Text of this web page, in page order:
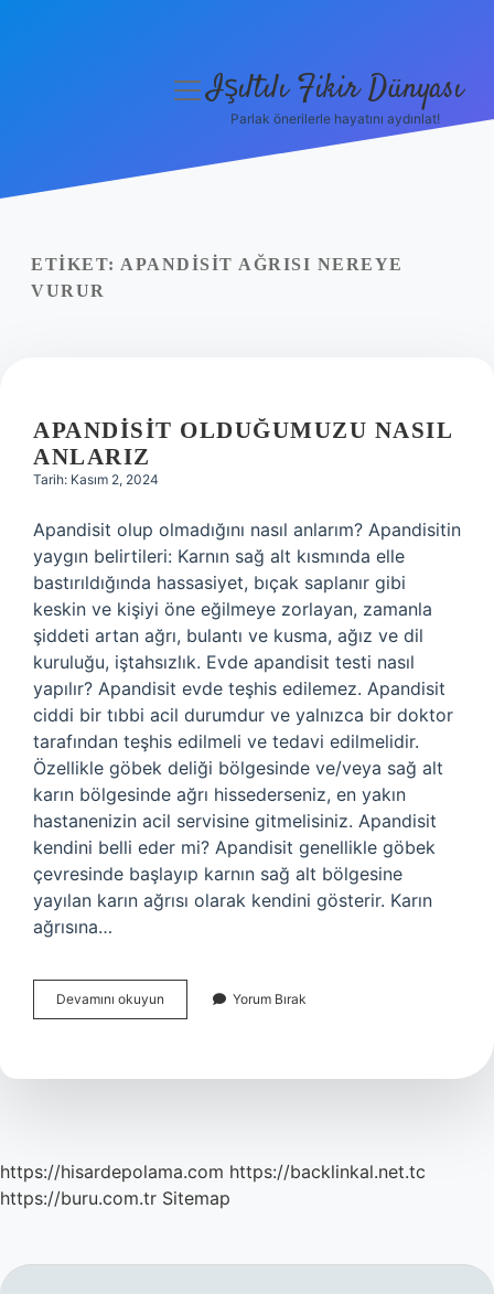
Yasal Uyarı
menüyüIşıltılı Fikir Dünyası
Parlak önerilerle hayatını aydınlat!
ETIKET: APANDISIT AĞRISI NEREYE
VURUR
APANDISIT OLDUĞUMUZU NASIL
ANLARIZ
Tarih: Kasım 2, 2024
Apandisit olup olmadığını nasıl anlarım? Apandisitin
yaygın belirtileri: Karnın sağ alt kısmında elle
bastırıldığında hassasiyet, bıçak saplanır gibi
keskin ve kişiyi öne eğilmeye zorlayan, zamanla
şiddeti artan ağrı, bulantı ve kusma, ağız ve dil
kuruluğu, iştahsızlık. Evde apandisit testi nasıl
yapılır? Apandisit evde teşhis edilemez. Apandisit
ciddi bir tıbbi acil durumdur ve yalnızca bir doktor
tarafından teşhis edilmeli ve tedavi edilmelidir.
Özellikle göbek deliği bölgesinde ve/veya sağ alt
karın bölgesinde ağrı hissederseniz, en yakın
hastanenizin acil servisine gitmelisiniz. Apandisit
kendini belli eder mi? Apandisit genellikle göbek
çevresinde başlayıp karnın sağ alt bölgesine
yayılan karın ağrısı olarak kendini gösterir. Karın
ağrısına…
Devamını okuyun Apandisit
Olduğumuzu
Yorum Bırak
https://hisardepolama.com https://backlinkal.net.tc
https://buru.com.tr Sitemap